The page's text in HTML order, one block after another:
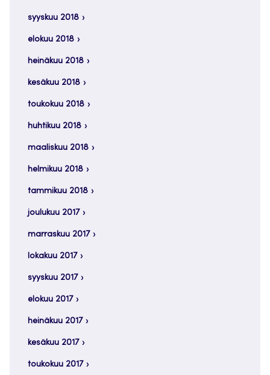
syyskuu 2018
elokuu 2018
heinäkuu 2018
kesäkuu 2018
toukokuu 2018
huhtikuu 2018
maaliskuu 2018
helmikuu 2018
tammikuu 2018
joulukuu 2017
marraskuu 2017
lokakuu 2017
syyskuu 2017
elokuu 2017
heinäkuu 2017
kesäkuu 2017
toukokuu 2017